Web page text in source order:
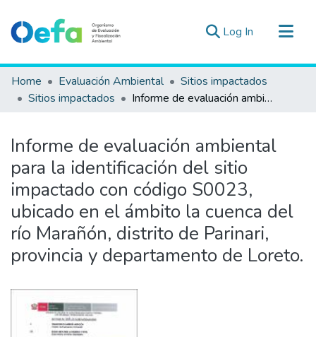
Log In (current)
Communities & Collections
All of DSpace
Estad. Externas
Guias ▾
Home Evaluación Ambiental
Sitios impactados
Sitios impactados
Informe de evaluación ambiental para la identificación del sitio impactado con código S0023, ubicado en el ámbito la cuenca del río Marañón, distrito de Parinari, provincia y departamento de Loreto.
Informe de evaluación ambiental
para la identificación del sitio
impactado con código S0023,
ubicado en el ámbito la cuenca del
río Marañón, distrito de Parinari,
provincia y departamento de Loreto.